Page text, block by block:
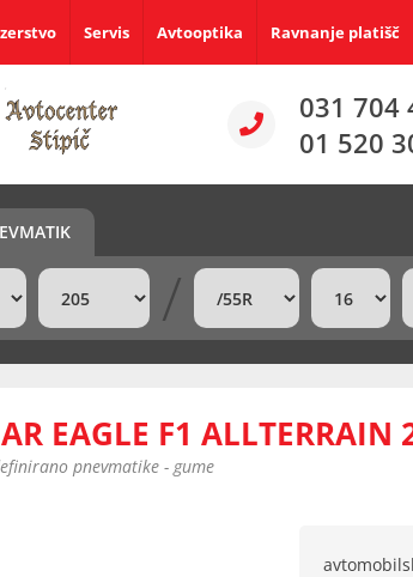
Servis Avtooptika Ravnanje platišč
031 704
01 520
/
EAGLE F1
pnevmatike - gume